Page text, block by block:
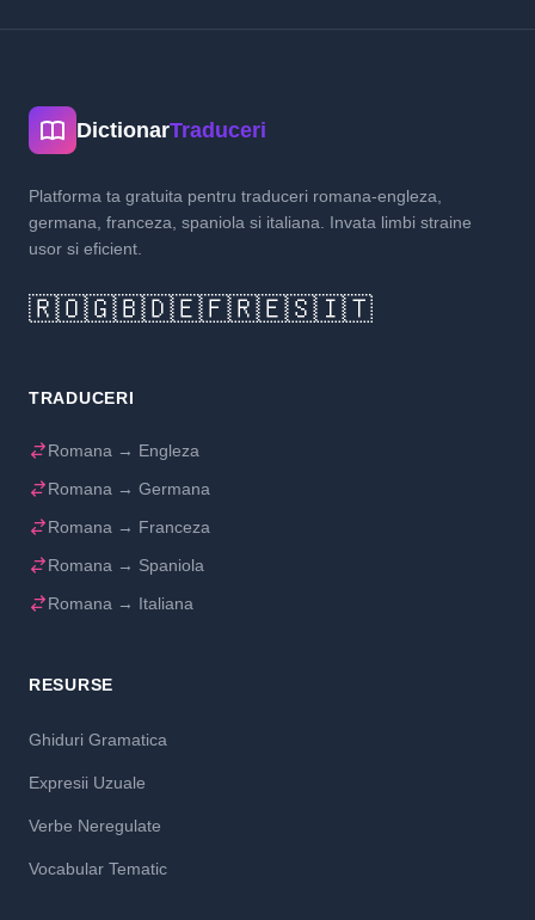
DictionarTraduceri
Platforma ta gratuita pentru traduceri romana-engleza,
germana, franceza, spaniola si italiana. Invata limbi straine
usor si eficient.
🇷🇴🇬🇧🇩🇪🇫🇷🇪🇸🇮🇹
TRADUCERI
Romana → Engleza
Romana → Germana
Romana → Franceza
Romana → Spaniola
Romana → Italiana
RESURSE
Ghiduri Gramatica
Expresii Uzuale
Verbe Neregulate
Vocabular Tematic